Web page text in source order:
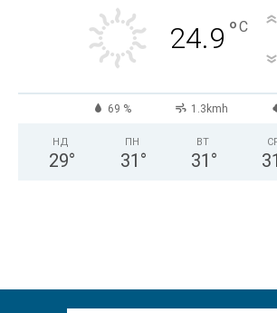
24.9 °C
69 % 1.3kmh
НД
29°
ПН
31 °
ВТ
31 ° 31